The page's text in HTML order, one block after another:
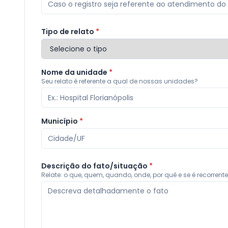
Tipo de relato *
Nome da unidade *
Seu relato é referente a qual de nossas unidades?
Município *
Descrição do fato/situação *
Relate: o que, quem, quando, onde, por quê e se é